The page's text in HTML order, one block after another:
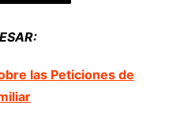
las Peticiones de